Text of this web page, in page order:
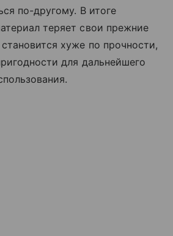
по-другому. В итоге
теряет свои прежние
хуже по прочности,
для дальнейшего